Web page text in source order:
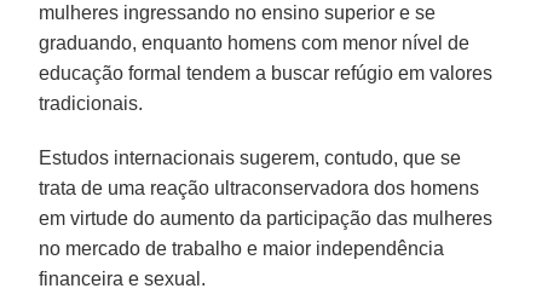
mulheres ingressando no ensino superior e se
graduando, enquanto homens com menor nível de
educação formal tendem a buscar refúgio em valores
tradicionais.
Estudos internacionais sugerem, contudo, que se
trata de uma reação ultraconservadora dos homens
em virtude do aumento da participação das mulheres
no mercado de trabalho e maior independência
financeira e sexual.